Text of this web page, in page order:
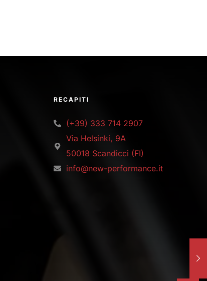
RECAPITI
(+39) 333 714 2907
Via Helsinki, 9A
50018 Scandicci (FI)
info@new-performance.it